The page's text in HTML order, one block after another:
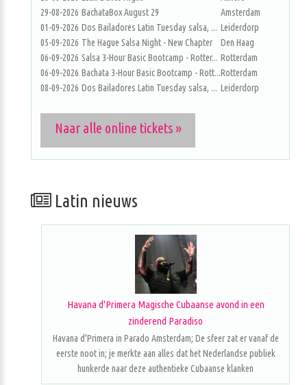
29-08-2026 BachataBox August 29
Amsterdam
01-09-2026 Dos Bailadores Latin Tuesday salsa, ... Leiderdorp
05-09-2026 The Hague Salsa Night - New Chapter
Den Haag
06-09-2026 Salsa 3-Hour Basic Bootcamp - Rotter... Rotterdam
06-09-2026 Bachata 3-Hour Basic Bootcamp - Rott...Rotterdam
08-09-2026 Dos Bailadores Latin Tuesday salsa, ... Leiderdorp
Naar alle online tickets »
Latin nieuws
Havana d'Primera Magische Cubaanse avond in een
zinderend Paradiso
Havana d'Primera in Parado Amsterdam; De sfeer zat er vanaf de
eerste noot in; je merkte aan alles dat het Nederlandse publiek
hunkerde naar deze authentieke Cubaanse klanken